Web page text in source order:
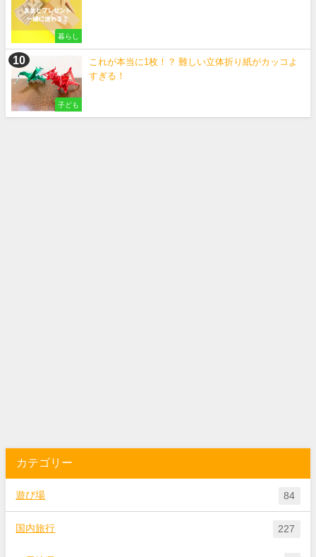
暮らし
子ども
これが本当に1枚！？ 難しい立体折り紙がカッコよ
すぎる！
カテゴリー
遊び場 84
国内旅行 227